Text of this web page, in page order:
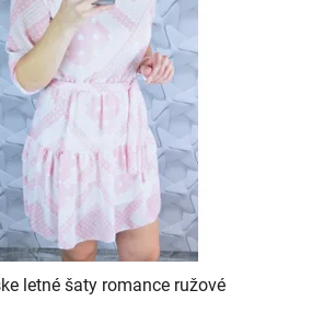
letné šaty romance ružové